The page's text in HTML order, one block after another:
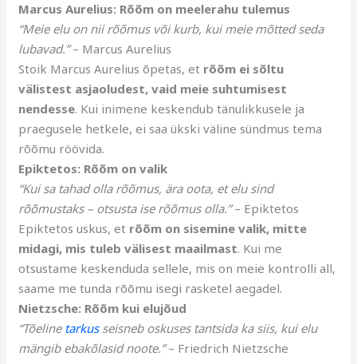
Marcus Aurelius: Rõõm on meelerahu tulemus
“Meie elu on nii rõõmus või kurb, kui meie mõtted seda
lubavad.”– Marcus Aurelius
Stoik Marcus Aurelius õpetas, et rõõm ei sõltu
välistest asjaoludest, vaid meie suhtumisest
nendesse. Kui inimene keskendub tänulikkusele ja
praegusele hetkele, ei saa ükski väline sündmus tema
rõõmu röövida.
Epiktetos: Rõõm on valik
“Kui sa tahad olla rõõmus, ära oota, et elu sind
rõõmustaks – otsusta ise rõõmus olla.”– Epiktetos
Epiktetos uskus, et rõõm on sisemine valik, mitte
midagi, mis tuleb välisest maailmast. Kui me
otsustame keskenduda sellele, mis on meie kontrolli all,
saame me tunda rõõmu isegi rasketel aegadel.
Nietzsche: Rõõm kui elujõud
“Tõeline tarkusseisneb oskuses tantsida ka siis, kui elu
mängib ebakõlasid noote.”– Friedrich Nietzsche